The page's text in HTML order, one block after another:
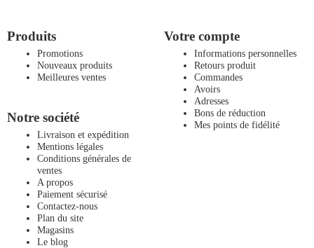
Produits
Promotions
Nouveaux produits
Meilleures ventes
Notre société
Livraison et expédition
Mentions légales
Conditions générales de
ventes
A propos
Paiement sécurisé
Contactez-nous
Plan du site
Magasins
Le blog
Votre compte
Informations personnelles
Retours produit
Commandes
Avoirs
Adresses
Bons de réduction
Mes points de fidélité